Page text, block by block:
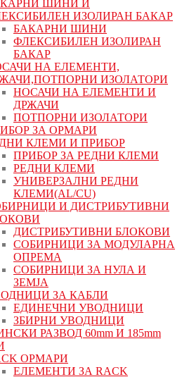
ШИНИ И
ИЗОЛИРАН БАКАР
БАКАРНИ ШИНИ
ФЛЕКСИБИЛЕН ИЗОЛИРАН
БАКАР
НА ЕЛЕМЕНТИ,
ИЗОЛАТОРИ
НОСАЧИ НА ЕЛЕМЕНТИ И
ДРЖАЧИ
ПОТПОРНИ ИЗОЛАТОРИ
ЗА ОРМАРИ
КЛЕМИ И ПРИБОР
ПРИБОР ЗА РЕДНИ КЛЕМИ
РЕДНИ КЛЕМИ
УНИВЕРЗАЛНИ РЕДНИ
КЛЕМИ(AL/CU)
И ДИСТРИБУТИВНИ
ДИСТРИБУТИВНИ БЛОКОВИ
СОБИРНИЦИ ЗА МОДУЛАРНА
ОПРЕМА
СОБИРНИЦИ ЗА НУЛА И
ЗЕМЈА
ЗА КАБЛИ
ЕДИНЕЧНИ УВОДНИЦИ
ЗБИРНИ УВОДНИЦИ
РАЗВОД 60mm И 185mm
ОРМАРИ
ЕЛЕМЕНТИ ЗА RACK